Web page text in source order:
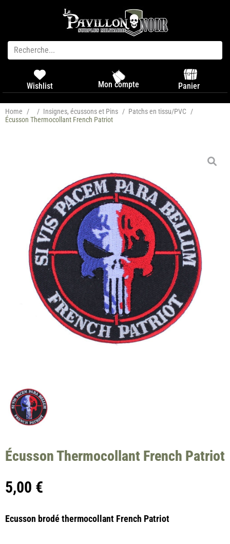
Wishlist Mon compte Panier
Home / / Insignes, écussons et Pins / Patchs en tissu/PVC /
Écusson Thermocollant French Patriot
Écusson Thermocollant French Patriot
5,00 €
Ecusson brodé thermocollant French Patriot